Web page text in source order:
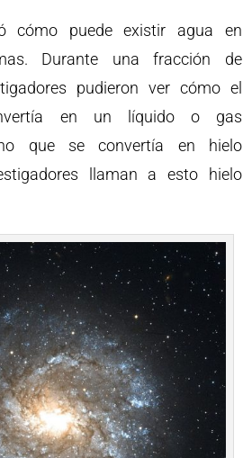
cómo puede existir agua en
Durante una fracción de
pudieron ver cómo el
en un líquido o gas
que se convertía en hielo
llaman a esto hielo